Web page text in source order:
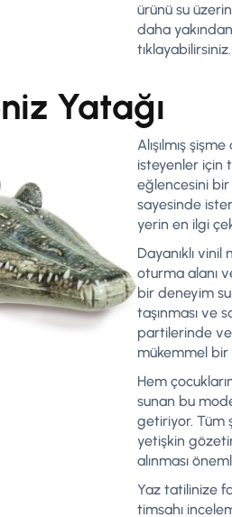
ürünü su
daha
tıklayabilirsiniz.
Yatağı
Alışılmış
isteyenler için
eğlencesini bir
sayesinde
yerin en ilgi
Dayanıklı
oturma alanı
bir deneyim
taşınması ve
partilerinde
mükemmel bir
Hem
sunan bu
getiriyor. Tüm
yetişkin
alınması
Yaz tatilinize
timsahı